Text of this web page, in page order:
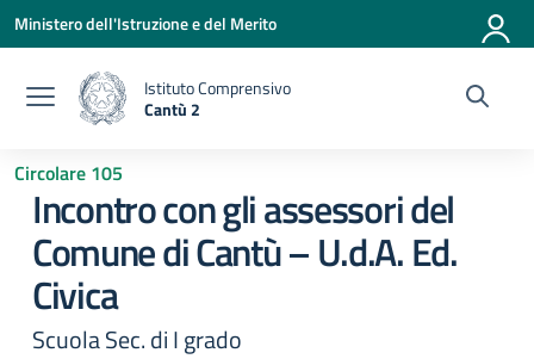
Vai ai contenuti
Vai al menu di navigazione
Vai al footer
Ministero dell'Istruzione e del Merito
Istituto Comprensivo
Cantù 2
Circolare 105
Incontro con gli assessori del
Comune di Cantù – U.d.A. Ed.
Civica
Scuola Sec. di I grado